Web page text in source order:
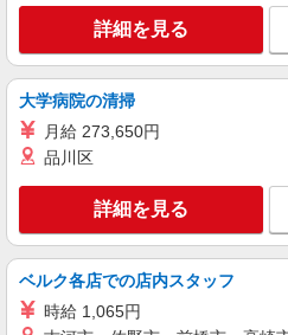
月給 183,000
ヶ月 月給25万円以上
期間】月給
■ソフトバン
キープ
紹介予定派遣
株式会社シエロ
人気機種に詳し
時給1500円〜
11400円/月支給
福島県会津若
詳細を見る
大学病院の清掃
月給 273,650円
品川区
詳細を見る
ベルク各店での店内スタッフ
時給 1,065円